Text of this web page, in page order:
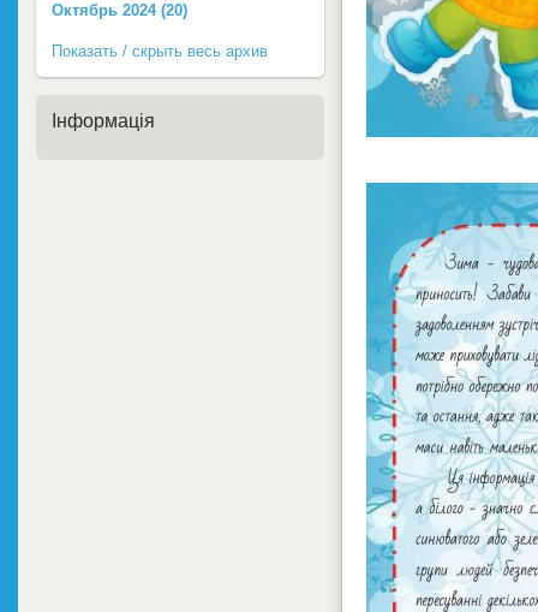
Октябрь 2024 (20)
Показать / скрыть весь архив
Інформація